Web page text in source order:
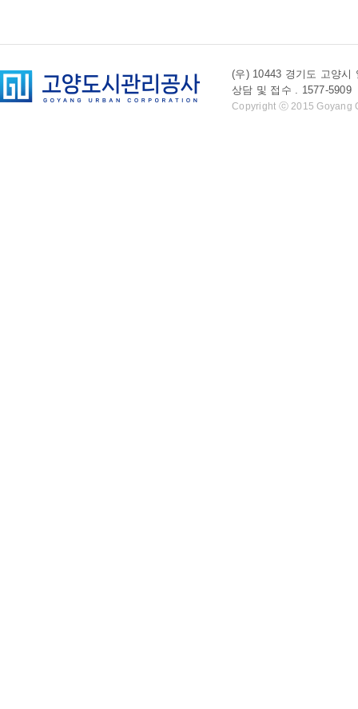
(우) 10443 경기도 고양시
상담 및 접수 . 1577-
Copyright ⓒ 2015 Goyang